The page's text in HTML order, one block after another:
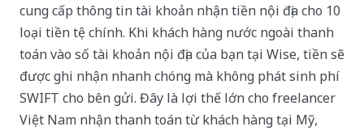
cung cấp thông tin tài khoản nhận tiền nội địa cho 10
loại tiền tệ chính. Khi khách hàng nước ngoài thanh
toán vào số tài khoản nội địa của bạn tại Wise, tiền sẽ
được ghi nhận nhanh chóng mà không phát sinh phí
SWIFT cho bên gửi. Đây là lợi thế lớn cho freelancer
Việt Nam nhận thanh toán từ khách hàng tại Mỹ,